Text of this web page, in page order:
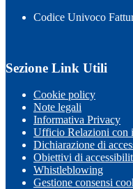
Codice Univoco
Sezione Link Utili
Cookie policy
Note legali
Informativa Privacy
Ufficio Relazioni con
Dichiarazione di
Obiettivi di
Whistleblowing
Gestione consensi